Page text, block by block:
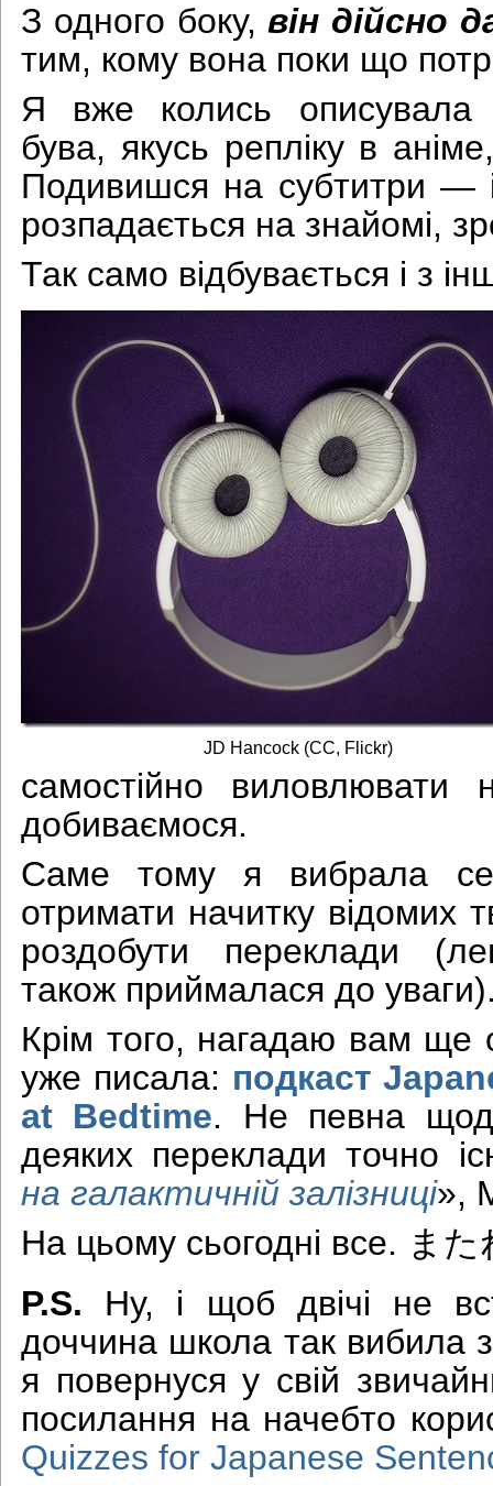
З одного боку,він дійсно
тим, кому вона поки що
Я вже колись описувала
бува, якусь репліку в
Подивишся на субтитри
розпадається на знайомі,
Так само відбувається і з
JD Hancock (CC, Flickr)
самостійно
добиваємося.
Саме тому я вибрала
отримати начитку відомих
роздобути переклади
також приймалася до
Крім того, нагадаю вам ще
уже писала: подкаст
at Bedtime. Не певна
деяких переклади точно
на галактичній залізниці»,
На цьому сьогодні все. また
P.S. Ну, і щоб двічі не
доччина школа так вибила
я повернуся у свій
посилання на начебто
Quizzes for Japanese